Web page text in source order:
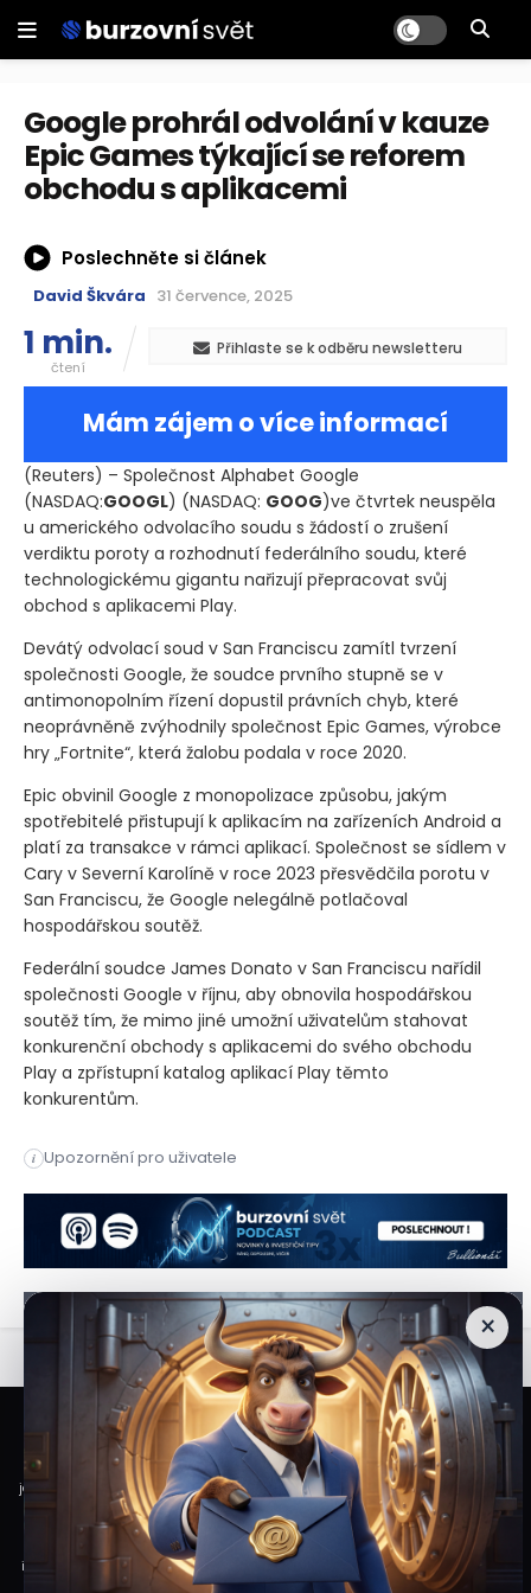
Google prohrál odvolání v kauze
Epic Games týkající se reforem
obchodu s aplikacemi
Poslechněte si článek
David Škvára 31 července, 2025
1 min.
čtení
Přihlaste se k odběru newsletteru
Mám zájem o více informací
(Reuters) – Společnost Alphabet Google
(NASDAQ:GOOGL) (NASDAQ: GOOG)ve čtvrtek neuspěla
u amerického odvolacího soudu s žádostí o zrušení
verdiktu poroty a rozhodnutí federálního soudu, které
technologickému gigantu nařizují přepracovat svůj
obchod s aplikacemi Play.
Devátý odvolací soud v San Franciscu zamítl tvrzení
společnosti Google, že soudce prvního stupně se v
antimonopolním řízení dopustil právních chyb, které
neoprávněně zvýhodnily společnost Epic Games, výrobce
hry „Fortnite“, která žalobu podala v roce 2020.
Epic obvinil Google z monopolizace způsobu, jakým
spotřebitelé přistupují k aplikacím na zařízeních Android a
platí za transakce v rámci aplikací. Společnost se sídlem v
Cary v Severní Karolíně v roce 2023 přesvědčila porotu v
San Franciscu, že Google nelegálně potlačoval
hospodářskou soutěž.
Federální soudce James Donato v San Franciscu nařídil
společnosti Google v říjnu, aby obnovila hospodářskou
soutěž tím, že mimo jiné umožní uživatelům stahovat
konkurenční obchody s aplikacemi do svého obchodu
Play a zpřístupní katalog aplikací Play těmto
konkurentům.
i Upozornění pro uživatele
(Reuters) – Společnost Alphabet Google
×
Veškeré informace a materiály zveřejněné na internetových stránkách
Burzovního Světa vycházejí z veřejně dostupných a důvěryhodných zdrojů. Při
jejich zpracování je postupováno s odbornou péčí a cílem poskytovat čtenářům
objektivní, aktuální a srozumitelné informace. Obsah internetových stránek
slouží výhradně k informačním a vzdělávacím účelům. Nepředstavuje
individuální investiční doporučení, investiční poradenství ani nabídku či výzvu